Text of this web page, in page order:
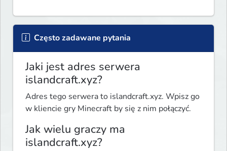
Często zadawane pytania
Jaki jest adres serwera
islandcraft.xyz?
Adres tego serwera to islandcraft.xyz. Wpisz go
w kliencie gry Minecraft by się z nim połączyć.
Jak wielu graczy ma
islandcraft.xyz?